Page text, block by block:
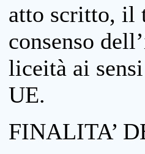
atto scritto, il
consenso
liceità ai
UE.
FINALITA’